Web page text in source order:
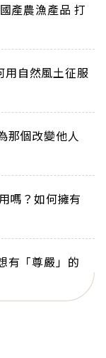
產農漁產品 打
自然風土征服
那個改變他人
嗎？如何擁有
有「尊嚴」的